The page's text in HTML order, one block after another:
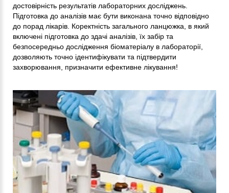
достовірність результатів лабораторних досліджень.
Підготовка до аналізів має бути виконана точно відповідно
до порад лікарів. Коректність загального ланцюжка, в який
включені підготовка до здачі аналізів, їх забір та
безпосередньо дослідження біоматеріалу в лабораторії,
дозволяють точно ідентифікувати та підтвердити
захворювання, призначити ефективне лікування!